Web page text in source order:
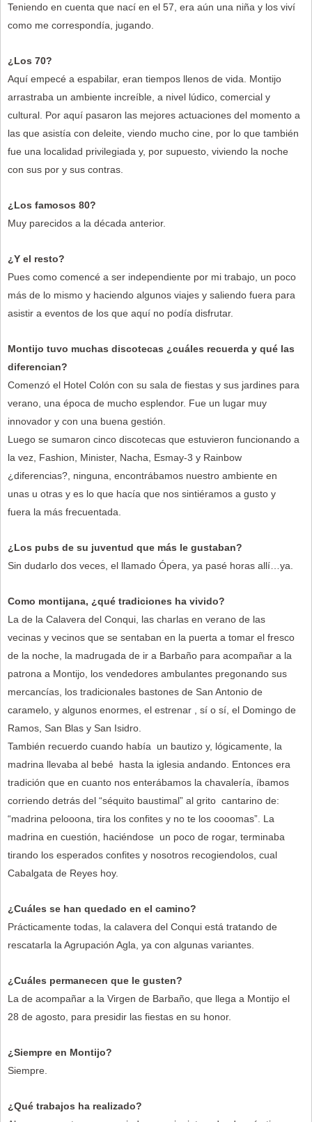
Teniendo en cuenta que nací en el 57, era aún una niña y los viví
como me correspondía, jugando.
¿Los 70?
Aquí empecé a espabilar, eran tiempos llenos de vida. Montijo
arrastraba un ambiente increíble, a nivel lúdico, comercial y
cultural. Por aquí pasaron las mejores actuaciones del momento a
las que asistía con deleite, viendo mucho cine, por lo que también
fue una localidad privilegiada y, por supuesto, viviendo la noche
con sus por y sus contras.
¿Los famosos 80?
Muy parecidos a la década anterior.
¿Y el resto?
Pues como comencé a ser independiente por mi trabajo, un poco
más de lo mismo y haciendo algunos viajes y saliendo fuera para
asistir a eventos de los que aquí no podía disfrutar.
Montijo tuvo muchas discotecas ¿cuáles recuerda y qué las
diferencian?
Comenzó el Hotel Colón con su sala de fiestas y sus jardines para
verano, una época de mucho esplendor. Fue un lugar muy
innovador y con una buena gestión.
Luego se sumaron cinco discotecas que estuvieron funcionando a
la vez, Fashion, Minister, Nacha, Esmay-3 y Rainbow
¿diferencias?, ninguna, encontrábamos nuestro ambiente en
unas u otras y es lo que hacía que nos sintiéramos a gusto y
fuera la más frecuentada.
¿Los pubs de su juventud que más le gustaban?
Sin dudarlo dos veces, el llamado Ópera, ya pasé horas allí…ya.
Como montijana, ¿qué tradiciones ha vivido?
La de la Calavera del Conqui, las charlas en verano de las
vecinas y vecinos que se sentaban en la puerta a tomar el fresco
de la noche, la madrugada de ir a Barbaño para acompañar a la
patrona a Montijo, los vendedores ambulantes pregonando sus
mercancías, los tradicionales bastones de San Antonio de
caramelo, y algunos enormes, el estrenar , sí o sí, el Domingo de
Ramos, San Blas y San Isidro.
También recuerdo cuando había un bautizo y, lógicamente, la
madrina llevaba al bebé hasta la iglesia andando. Entonces era
tradición que en cuanto nos enterábamos la chavalería, íbamos
corriendo detrás del “séquito baustimal” al grito cantarino de:
“madrina pelooona, tira los confites y no te los cooomas”. La
madrina en cuestión, haciéndose un poco de rogar, terminaba
tirando los esperados confites y nosotros recogiendolos, cual
Cabalgata de Reyes hoy.
¿Cuáles se han quedado en el camino?
Prácticamente todas, la calavera del Conqui está tratando de
rescatarla la Agrupación Agla, ya con algunas variantes.
¿Cuáles permanecen que le gusten?
La de acompañar a la Virgen de Barbaño, que llega a Montijo el
28 de agosto, para presidir las fiestas en su honor.
¿Siempre en Montijo?
Siempre.
¿Qué trabajos ha realizado?